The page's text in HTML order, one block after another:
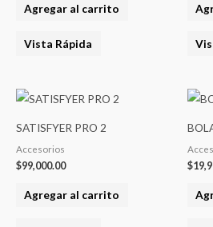
Agregar al carrito
Vista Rápida
SATISFYER PRO 2
Accesorios
$99,000.00
Agregar al carrito
$